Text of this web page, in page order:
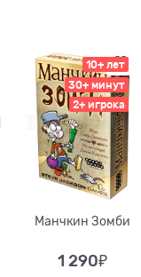
10+ лет
30+ минут
2+ игрока
Манчкин Зомби
1 290₽